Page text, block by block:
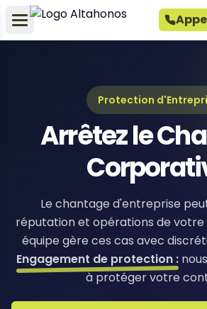
Protection
Arrêtez le
Le chantage d'entreprise
réputation et opérations de
équipe gère ces cas avec
Engagement de protection :
à protéger votre